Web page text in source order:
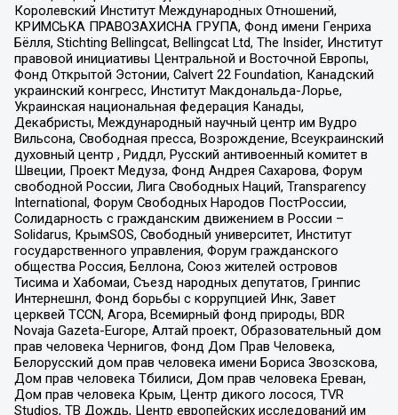
Королевский Институт Международных Отношений,
КРИМСЬКА ПРАВОЗАХИСНА ГРУПА, Фонд имени Генриха
Бёлля, Stichting Bellingcat, Bellingcat Ltd, The Insider, Институт
правовой инициативы Центральной и Восточной Европы,
Фонд Открытой Эстонии, Calvert 22 Foundation, Канадский
украинский конгресс, Институт Макдональда-Лорье,
Украинская национальная федерация Канады,
Декабристы, Международный научный центр им Вудро
Вильсона, Свободная пресса, Возрождение, Всеукраинский
духовный центр , Риддл, Русский антивоенный комитет в
Швеции, Проект Медуза, Фонд Андрея Сахарова, Форум
свободной России, Лига Свободных Наций, Transparеncy
International, Форум Свободных Народов ПостРоссии,
Солидарность с гражданским движением в России –
Solidarus, КрымSOS, Свободный университет, Институт
государственного управления, Форум гражданского
общества Россия, Беллона, Союз жителей островов
Тисима и Хабомаи, Съезд народных депутатов, Гринпис
Интернешнл, Фонд борьбы с коррупцией Инк, Завет
церквей TCCN, Агора, Всемирный фонд природы, BDR
Novaja Gazeta-Europe, Алтай проект, Образовательный дом
прав человека Чернигов, Фонд Дом Прав Человека,
Белорусский дом прав человека имени Бориса Звозскова,
Дом прав человека Тбилиси, Дом прав человека Ереван,
Дом прав человека Крым, Центр дикого лосося, TVR
Studios, ТВ Дождь, Центр европейских исследований им